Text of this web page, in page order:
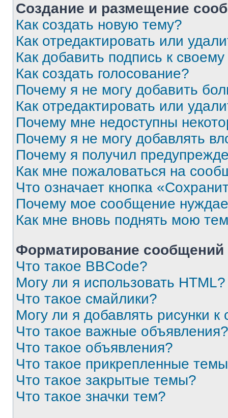
Создание и размещение
Как создать новую тему?
Как отредактировать или
Как добавить подпись к
Как создать голосование?
Почему я не могу добавить
Как отредактировать или
Почему мне недоступны
Почему я не могу добавлять
Почему я получил
Как мне пожаловаться на
Что означает кнопка
Почему мое сообщение
Как мне вновь поднять мою
Форматирование
Что такое BBCode?
Могу ли я использовать HTML?
Что такое смайлики?
Могу ли я добавлять рисунки
Что такое важные объявления?
Что такое объявления?
Что такое прикрепленные
Что такое закрытые темы?
Что такое значки тем?